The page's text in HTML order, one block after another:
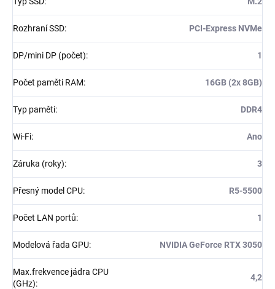
Rozhraní SSD: PCI-Express NVMe
DP/mini DP (počet): 1
Počet paměti RAM: 16GB (2x 8GB)
Typ paměti: DDR4
Wi-Fi: Ano
Záruka (roky): 3
Přesný model CPU: R5-5500
Počet LAN portů: 1
Modelová řada GPU: NVIDIA GeForce RTX 3050
Max.frekvence jádra CPU
(GHz):
4,2